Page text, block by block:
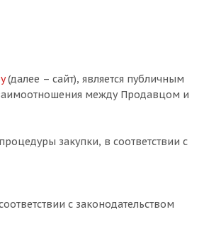
(далее – сайт), является публичным
между Продавцом и
закупки, в соответствии с
с законодательством